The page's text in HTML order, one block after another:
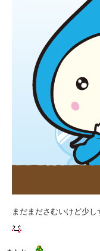
まだまださむいけど少